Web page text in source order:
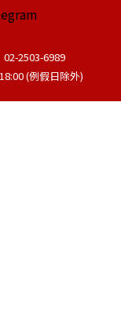
2503-6989
(例假日除外)